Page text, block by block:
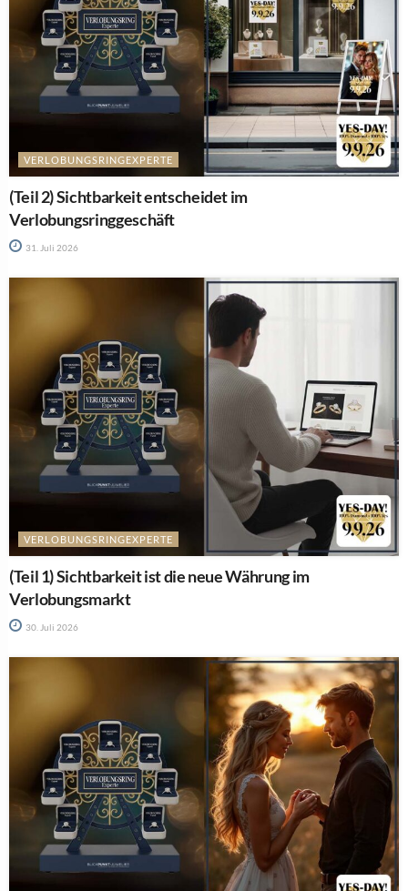
VERLOBUNGSRINGEXPERTE
(Teil 2) Sichtbarkeit entscheidet im
Verlobungsringgeschäft
31. Juli 2026
VERLOBUNGSRINGEXPERTE
(Teil 1) Sichtbarkeit ist die neue Währung im
Verlobungsmarkt
30. Juli 2026